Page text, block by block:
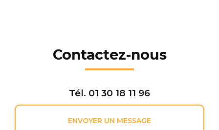
Contactez-nous
Tél. 01 30 18 11 96
ENVOYER UN MESSAGE